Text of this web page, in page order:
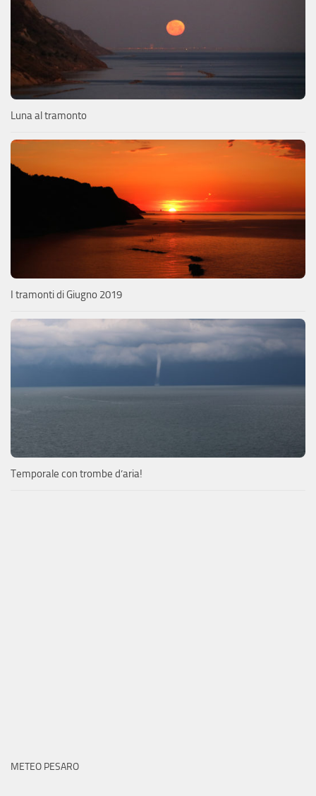
Luna al tramonto
I tramonti di Giugno 2019
Temporale con trombe d’aria!
METEO PESARO